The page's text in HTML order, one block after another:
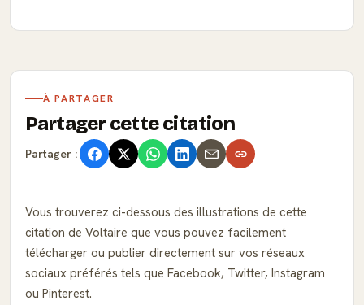
À PARTAGER
Partager cette citation
Partager :
Vous trouverez ci-dessous des illustrations de cette
citation de Voltaire que vous pouvez facilement
télécharger ou publier directement sur vos réseaux
sociaux préférés tels que Facebook, Twitter, Instagram
ou Pinterest.